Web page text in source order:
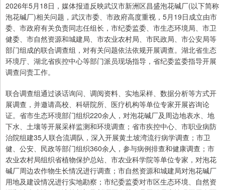
2026年5月18日，媒体报道反映武汉市新洲区昌盛泡花碱厂(以下简称
泡花碱厂)相关问题，武汉市委、市政府高度重视，5月19日成立由市
委、市政府有关负责同志任组长，市纪委监委、市生态环境局、市卫
健委、市自然资源和城建局、市农业农村局、市民政局、市公安局等
部门组成的联合调查组，对有关问题依法依规开展调查。湖北省生态
环境厅、湖北省疾控中心等部门派员现场指导，省纪委监委指导开展
调查问责工作。
联合调查组通过谈话询问、调阅资料、实地采样、数据分析等方式开
展调查，并邀请高校、科研院所、医疗机构等单位专家开展咨询论
证。省市生态环境部门组织220余人，对泡花碱厂及周边地表水、地
下水、土壤等开展采样监测和环境调查；省市疾控中心、市职业病防
治院组建35人联合流调队，深入开展黄土坡湾流行病学调查；市卫
健、公安、民政等部门组织360余人，参与病例排查和健康调查；市
农业农村局组织省植物保护总站、市农业科学院等单位专家，对泡花
碱厂周边农作物生长情况进行调查；市自然资源和城建局对泡花碱厂
用地及建设情况进行实地勘察；市纪委监委对市区生态环境、自然资